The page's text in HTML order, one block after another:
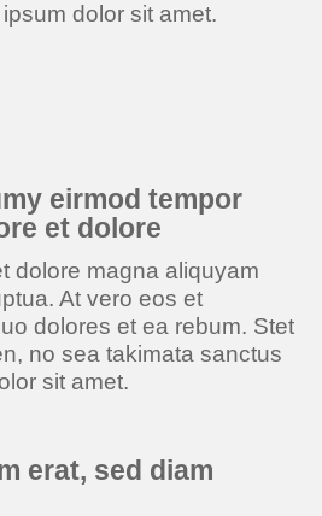
dolor sit amet.
eirmod tempor
et dolore
dolore magna aliquyam
At vero eos et
dolores et ea rebum. Stet
no sea takimata sanctus
sit amet.
erat, sed diam